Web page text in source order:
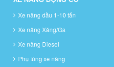
Xe nâng dầu 1-10 tấn
Xe nâng Xăng/Ga
Xe nâng Diesel
Phụ tùng xe nâng